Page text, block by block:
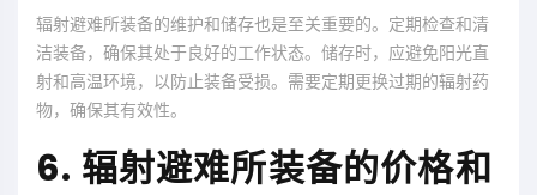
辐射避难所装备的维护和储存也是至关重要的。定期检查和清
洁装备，确保其处于良好的工作状态。储存时，应避免阳光直
射和高温环境，以防止装备受损。需要定期更换过期的辐射药
物，确保其有效性。
6. 辐射避难所装备的价格和